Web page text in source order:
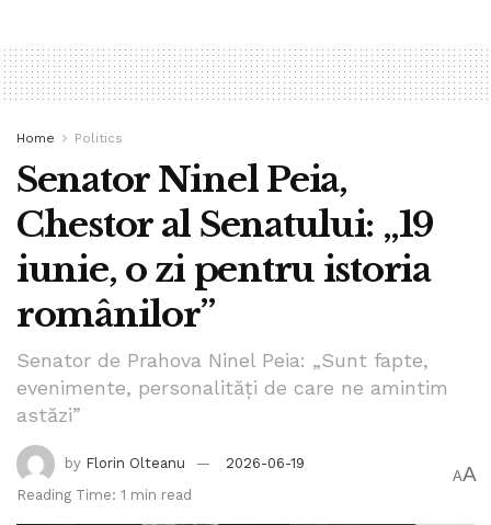
Home Politics
Senator Ninel Peia,
Chestor al Senatului: „19
iunie, o zi pentru istoria
românilor”
Senator de Prahova Ninel Peia: „Sunt fapte,
evenimente, personalități de care ne amintim
astăzi”
by Florin Olteanu
2026-06-19
Reading Time: 1 min read
AA